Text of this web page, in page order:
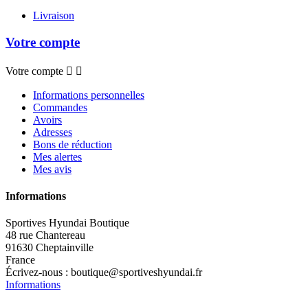
Livraison
Votre compte
Votre compte  
Informations personnelles
Commandes
Avoirs
Adresses
Bons de réduction
Mes alertes
Mes avis
Informations
Sportives Hyundai Boutique
48 rue Chantereau
91630 Cheptainville
France
Écrivez-nous : boutique@sportiveshyundai.fr
Informations